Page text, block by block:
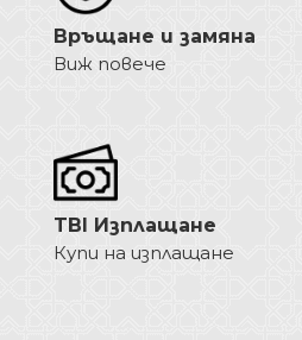
Връщане и замяна
Виж повече
TBI Изплащане
Купи на изплащане